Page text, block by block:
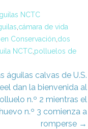
NCTC
cámara de vida
Conservación dos
NCTC polluelos de
águilas calvas de U.S.
dan la bienvenida al
n.º 2 mientras el
n.º 3 comienza a
romperse →